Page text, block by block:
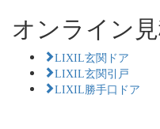
オンライン
LIXIL玄関ドア
LIXIL玄関引戸
LIXIL勝手口ドア